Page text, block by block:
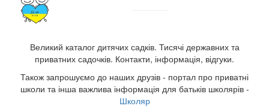
Великий каталог дитячих садків. Тисячі державних та
приватних садочків. Контакти, інформація, відгуки.
Також запрошуємо до наших друзів - портал про приватні
школи та інша важлива інформація для батьків школярів -
Школяр